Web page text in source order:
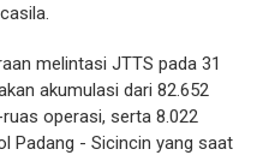
melintasi JTTS pada 31
akumulasi dari 82.652
operasi, serta 8.022
Padang - Sicincin yang saat